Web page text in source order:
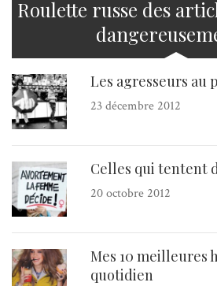
Roulette russe des
Les agresseurs au
23 décembre 2012
Celles qui tentent
20 octobre 2012
Mes 10 meilleures
quotidien